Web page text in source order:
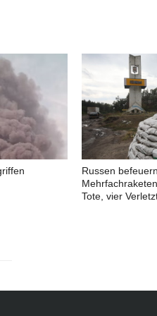
Russen
Tote, vier